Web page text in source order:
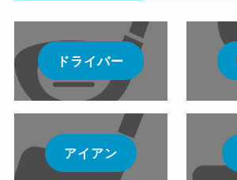
ドライバー
アイアン